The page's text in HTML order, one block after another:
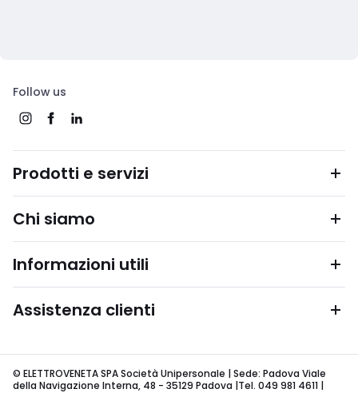
Follow us
Prodotti e servizi
Chi siamo
Informazioni utili
Assistenza clienti
© ELETTROVENETA SPA Società Unipersonale | Sede: Padova Viale
della Navigazione Interna, 48 - 35129 Padova |Tel. 049 981 4611 |